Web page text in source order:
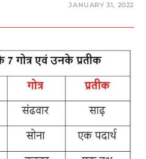
JANUARY 31, 2022